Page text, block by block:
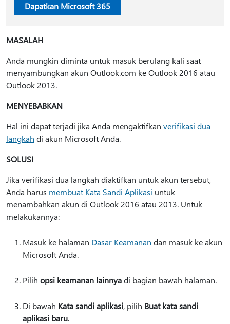
Dapatkan Microsoft 365
MASALAH
Anda mungkin diminta untuk masuk berulang kali saat
menyambungkan akun Outlook.com ke Outlook 2016 atau
Outlook 2013.
MENYEBABKAN
Hal ini dapat terjadi jika Anda mengaktifkan verifikasi dua
langkah di akun Microsoft Anda.
SOLUSI
Jika verifikasi dua langkah diaktifkan untuk akun tersebut,
Anda harus membuat Kata Sandi Aplikasi untuk
menambahkan akun di Outlook 2016 atau 2013. Untuk
melakukannya:
Masuk ke halaman Dasar Keamanan dan masuk ke akun
Microsoft Anda.
Pilih opsi keamanan lainnyadi bagian bawah halaman.
Di bawah Kata sandi aplikasi, pilih Buat kata sandi
aplikasi baru.